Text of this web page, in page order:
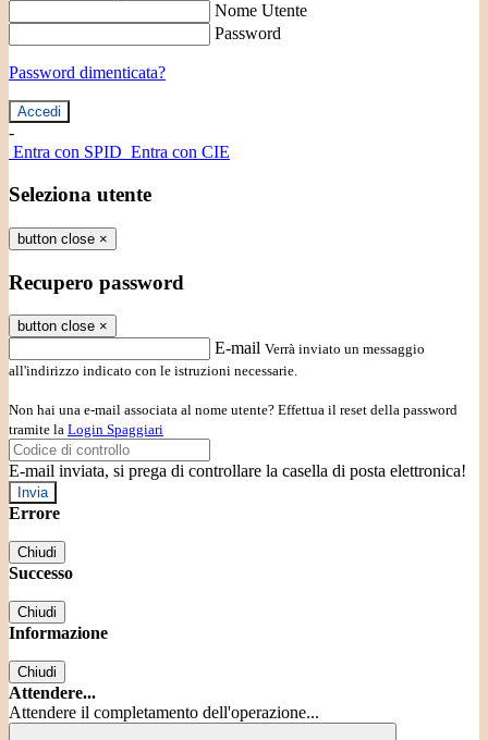
Nome Utente
Password
Password dimenticata?
-
Entra con SPID Entra con CIE
Seleziona utente
button close ×
Recupero password
button close ×
E-mail Verrà inviato un messaggio
all'indirizzo indicato con le istruzioni necessarie.
Non hai una e-mail associata al nome utente? Effettua il reset della password
tramite la Login Spaggiari
E-mail inviata, si prega di controllare la casella di posta elettronica!
Errore
Chiudi
Successo
Chiudi
Informazione
Chiudi
Attendere...
Attendere il completamento dell'operazione...